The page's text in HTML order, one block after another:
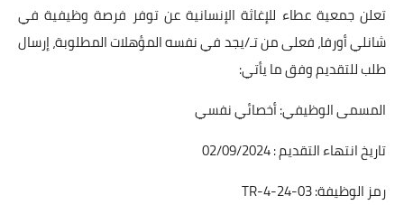
تعلن جمعية عطاء للإغاثة الإنسانية عن توفر فرصة وظيفية في
شانلي أورفا، فعلى من تـ/يجد في نفسه المؤهلات المطلوبة، إرسال
طلب للتقديم وفق ما يأتي:
المسمى الوظيفي: أخصائي نفسي
تاريخ انتهاء التقديم : 02/09/2024
رمز الوظيفة: TR-4-24-03